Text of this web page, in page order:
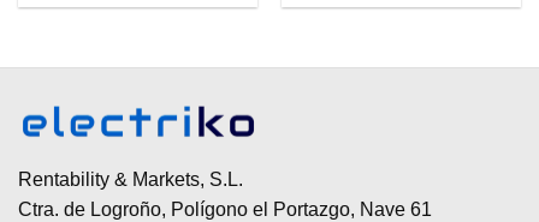
Rentability & Markets, S.L.
Ctra. de Logroño, Polígono el Portazgo, Nave 61